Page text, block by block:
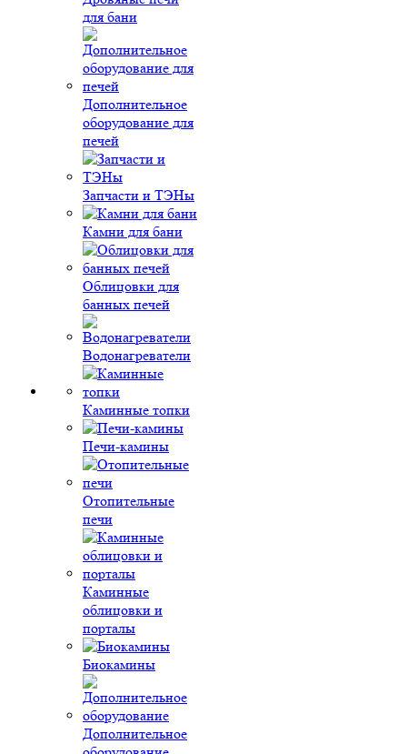
для бани
Дополнительное
оборудование для
печей
Запчасти и ТЭНы
Камни для бани
Облицовки для
банных печей
Водонагреватели
Каминные топки
Печи-камины
Отопительные
печи
Каминные
облицовки и
порталы
Биокамины
Дополнительное